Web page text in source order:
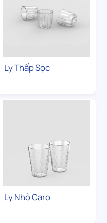
Ly Thấp Sọc
Ly Nhỏ Caro